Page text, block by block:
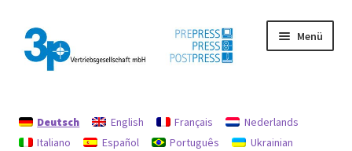
Zur
Navigation
springen
Zum
Inhalt
springen
Menü
Datenschutz
Deutsch English Français
Nederlands
Italiano
Español Português
Ukrainian